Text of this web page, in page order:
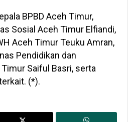
BPBD Aceh Timur,
Sosial Aceh Timur Elfiandi,
Aceh Timur Teuku Amran,
Pendidikan dan
Saiful Basri, serta
(*).